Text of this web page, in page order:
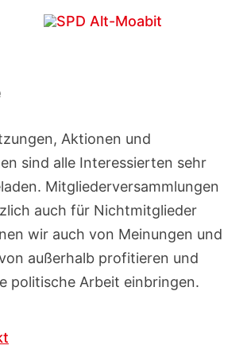
Aktionen und
sind alle Interessierten sehr
Mitgliederversammlungen
auch für Nichtmitglieder
wir auch von Meinungen und
außerhalb profitieren und
politische Arbeit einbringen.